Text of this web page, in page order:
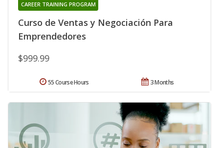
Curso de Ventas y Negociación Para
Emprendedores
CAREER TRAINING PROGRAM
$999.99
3 Months
55 Course Hours